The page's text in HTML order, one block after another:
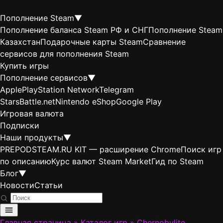
Пополнение Steam▼
Пополнение баланса Steam РФ и СНГПополнение Steam
КазахстанПодарочные карты SteamСравнение
сервисов для пополнения Steam
Купить игры
Пополнение сервисов▼
ApplePlayStation NetworkTelegram
StarsBattle.netNintendo eShopGoogle Play
Игровая валюта
Подписки
Наши продукты▼
PREPODSTEAM.RU KIT — расширение ChromeПоиск игр
по описаниюКурс валют Steam MarketГид по Steam
Блог▼
НовостиСтатьи